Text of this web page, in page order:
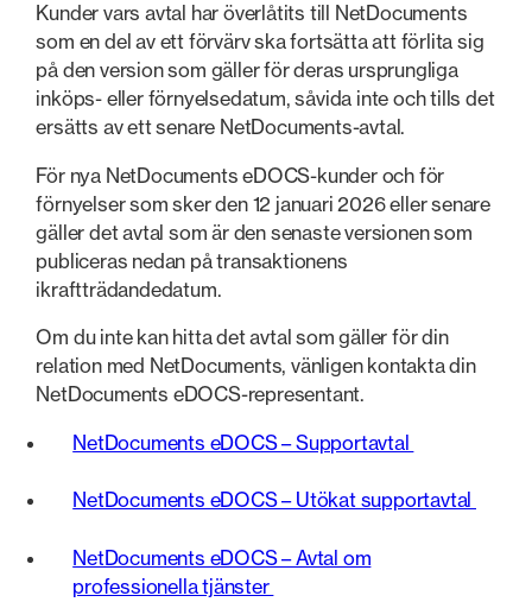
Kunder vars avtal har överlåtits till NetDocuments
som en del av ett förvärv ska fortsätta att förlita sig
på den version som gäller för deras ursprungliga
inköps- eller förnyelsedatum, såvida inte och tills det
ersätts av ett senare NetDocuments-avtal.
För nya NetDocuments eDOCS-kunder och för
förnyelser som sker den 12 januari 2026 eller senare
gäller det avtal som är den senaste versionen som
publiceras nedan på transaktionens
ikraftträdandedatum.
Om du inte kan hitta det avtal som gäller för din
relation med NetDocuments, vänligen kontakta din
NetDocuments eDOCS-representant.
NetDocuments eDOCS – Supportavtal
NetDocuments eDOCS – Utökat supportavtal
NetDocuments eDOCS – Avtal om
professionella tjänster